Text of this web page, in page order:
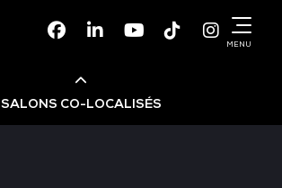
FacebookLinkedinYoutubeTikTok
MENU
SALONS CO-LOCALISÉS